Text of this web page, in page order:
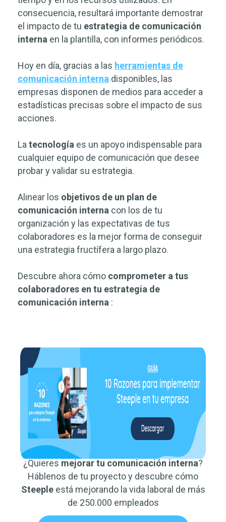
consecuencia, resultará importante demostrar
el impacto de tu estrategia de comunicación
interna en la plantilla, con informes periódicos.
Hoy en día, gracias a las herramientas de
comunicación interna disponibles, las
empresas disponen de medios para acceder a
estadísticas precisas sobre el impacto de sus
acciones.
La tecnología es un apoyo indispensable para
cualquier equipo de comunicación que desee
probar y validar su estrategia.
Alinear los objetivos de un plan de
comunicación interna con los de tu
organización y las expectativas de tus
colaboradores es la mejor forma de conseguir
una estrategia fructífera a largo plazo.
Descubre ahora cómo comprometer a tus
colaboradores en tu estrategia de
comunicación interna :
¿Quieres mejorar tu comunicación interna?
Háblenos de tu proyecto y descubre cómo
Steepleestá mejorando la vida laboral de más
de 250.000 empleados